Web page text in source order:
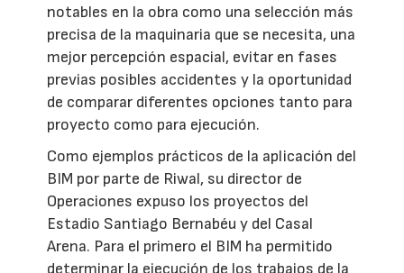
notables en la obra como una selección más
precisa de la maquinaria que se necesita, una
mejor percepción espacial, evitar en fases
previas posibles accidentes y la oportunidad
de comparar diferentes opciones tanto para
proyecto como para ejecución.
Como ejemplos prácticos de la aplicación del
BIM por parte de Riwal, su director de
Operaciones expuso los proyectos del
Estadio Santiago Bernabéu y del Casal
Arena. Para el primero el BIM ha permitido
determinar la ejecución de los trabajos de la